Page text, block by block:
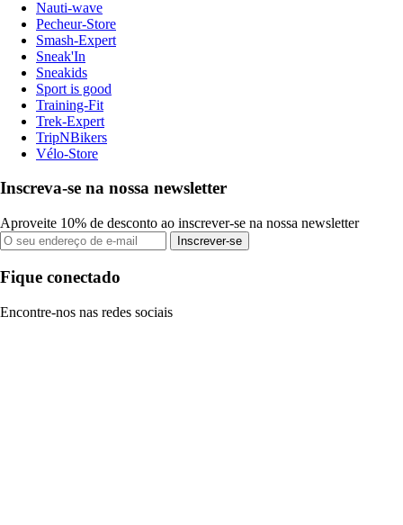
Nauti-wave
Pecheur-Store
Smash-Expert
Sneak'In
Sneakids
Sport is good
Training-Fit
Trek-Expert
TripNBikers
Vélo-Store
Inscreva-se na nossa newsletter
Aproveite 10% de desconto ao inscrever-se na nossa newsletter
Inscrever-se
Fique conectado
Encontre-nos nas redes sociais